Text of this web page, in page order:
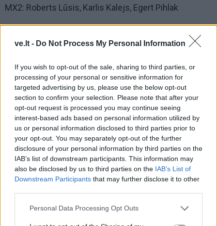
ve.lt - Do Not Process My Personal Information
If you wish to opt-out of the sale, sharing to third parties, or
processing of your personal or sensitive information for
targeted advertising by us, please use the below opt-out
section to confirm your selection. Please note that after your
opt-out request is processed you may continue seeing
interest-based ads based on personal information utilized by
us or personal information disclosed to third parties prior to
your opt-out. You may separately opt-out of the further
disclosure of your personal information by third parties on the
IAB’s list of downstream participants. This information may
also be disclosed by us to third parties on the IAB’s List of
Downstream Participants that may further disclose it to other
Personal Data Processing Opt Outs
MX2: Roberts Lūsis, Karlis Kalejs, Egert Pihlak
MX1: Meico Vettik, Uldis Freibergs, Priit Ratsep
Į Klaipėdą iš emigracijos
grįžusi Karina Kučinskienė
įvardijo didžiausią savo
norą
Jūros šventę anksčiau
puošęs Anatolijus
Klemencovas: gal jau
užtenka
Šiuo metu skaitomiausi